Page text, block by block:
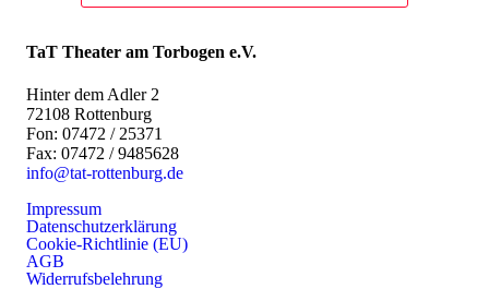
TaT Theater am Torbogen e.V.
Hinter dem Adler 2
72108 Rottenburg
Fon: 07472 / 25371
Fax: 07472 / 9485628
info@tat-rottenburg.de
Impressum
Datenschutzerklärung
Cookie-Richtlinie (EU)
AGB
Widerrufsbelehrung